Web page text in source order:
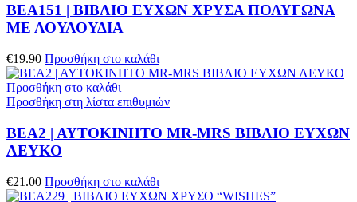
ΒΕΑ151 | ΒΙΒΛΙΟ ΕΥΧΩΝ ΧΡΥΣΑ ΠΟΛΥΓΩΝΑ
ΜΕ ΛΟΥΛΟΥΔΙΑ
€19.90 Προσθήκη στο καλάθι
Προσθήκη στο καλάθι
Προσθήκη στη λίστα επιθυμιών
ΒΕΑ2 | ΑΥΤΟΚΙΝΗΤΟ MR-MRS ΒΙΒΛΙΟ ΕΥΧΩΝ
ΛΕΥΚΟ
€21.00 Προσθήκη στο καλάθι